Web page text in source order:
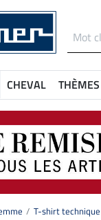
CHEVAL THÈMES
T-shirt